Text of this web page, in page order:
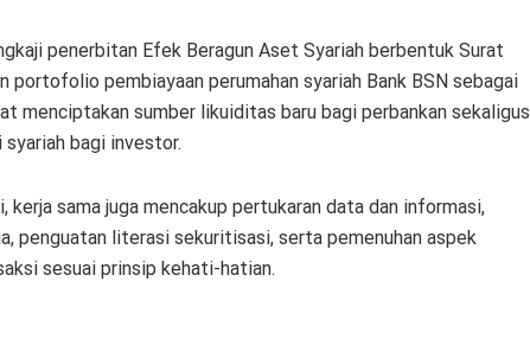
penerbitan Efek Beragun Aset Syariah berbentuk Surat
portofolio pembiayaan perumahan syariah Bank BSN sebagai
menciptakan sumber likuiditas baru bagi perbankan sekaligus
bagi investor.
sama juga mencakup pertukaran data dan informasi,
penguatan literasi sekuritisasi, serta pemenuhan aspek
sesuai prinsip kehati-hatian.